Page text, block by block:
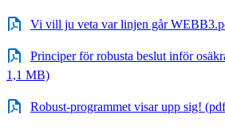
Vi vill ju veta var linjen går
Principer för robusta beslut inför
1,1 MB)
Robust-programmet visar upp sig!